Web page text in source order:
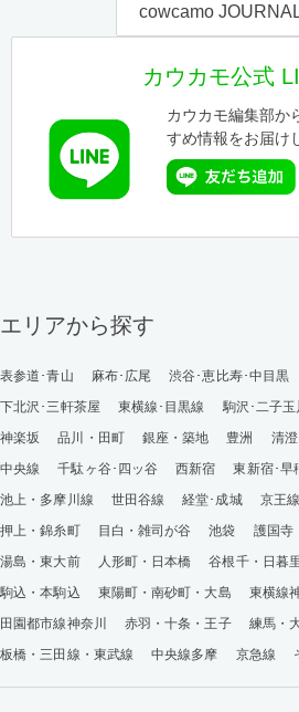
cowcamo
カウカモ公式
カウカモ編集部か
すめ情報をお届け
エリアから探す
表参道･青山 麻布･広尾 渋谷･恵比寿･中目黒
下北沢･三軒茶屋
東横線･目黒線 駒沢･二子玉
神楽坂
品川・田町 銀座・築地 豊洲 清
中央線
千駄ヶ谷･四ッ谷 西新宿 東新宿･早
池上・多摩川線
世田谷線 経堂･成城 京王線
押上・錦糸町
目白・雑司が谷 池袋 護国寺
湯島・東大前
人形町・日本橋 谷根千・日暮
駒込・本駒込
東陽町・南砂町・大島 東横線
田園都市線神奈川
赤羽・十条・王子
練馬・
板橋・三田線・東武線
中央線多摩 京急線